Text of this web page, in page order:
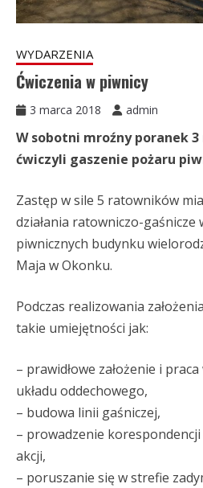
WYDARZENIA
Ćwiczenia w piwnicy
3 marca 2018 admin
W sobotni mroźny poranek
ćwiczyli gaszenie pożaru
Zastęp w sile 5 ratowników
działania ratowniczo-gaśnicze
piwnicznych budynku
Maja w Okonku.
Podczas realizowania
takie umiejętności jak:
– prawidłowe założenie i
układu oddechowego,
– budowa linii gaśniczej,
– prowadzenie
akcji,
– poruszanie się w strefie